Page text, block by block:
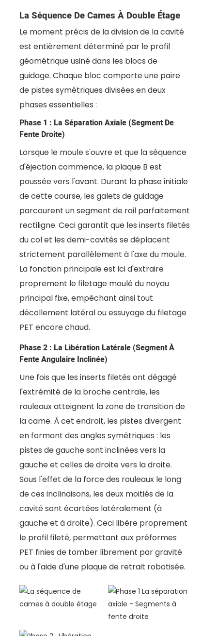
La Séquence De Cames À Double Étage
Le moment précis de la division de la cavité
est entièrement déterminé par le profil
géométrique usiné dans les blocs de
guidage. Chaque bloc comporte une paire
de pistes symétriques divisées en deux
phases essentielles :
Phase 1 : La Séparation Axiale (segment De
Fente Droite)
Lorsque le moule s'ouvre et que la séquence
d'éjection commence, la plaque B est
poussée vers l'avant. Durant la phase initiale
de cette course, les galets de guidage
parcourent un segment de rail parfaitement
rectiligne. Ceci garantit que les inserts filetés
du col et les demi-cavités se déplacent
strictement parallèlement à l'axe du moule.
La fonction principale est ici d'extraire
proprement le filetage moulé du noyau
principal fixe, empêchant ainsi tout
décollement latéral ou essuyage du filetage
PET encore chaud.
Phase 2 : La Libération Latérale (segment À
Fente Angulaire Inclinée)
Une fois que les inserts filetés ont dégagé
l'extrémité de la broche centrale, les
rouleaux atteignent la zone de transition de
la came. À cet endroit, les pistes divergent
en formant des angles symétriques : les
pistes de gauche sont inclinées vers la
gauche et celles de droite vers la droite.
Sous l'effet de la force des rouleaux le long
de ces inclinaisons, les deux moitiés de la
cavité sont écartées latéralement (à
gauche et à droite). Ceci libère proprement
le profil fileté, permettant aux préformes
PET finies de tomber librement par gravité
ou à l'aide d'une plaque de retrait robotisée.